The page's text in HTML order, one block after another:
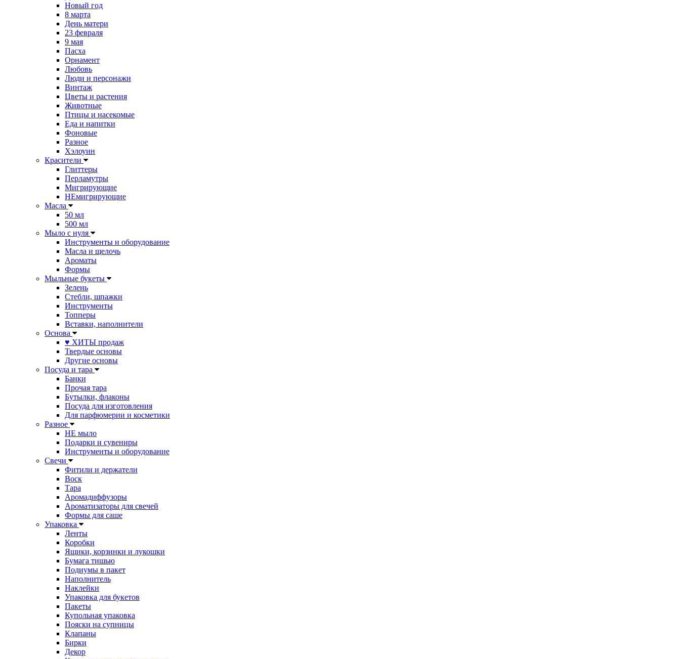
Новый год
8 марта
День матери
23 февраля
9 мая
Пасха
Орнамент
Любовь
Люди и персонажи
Винтаж
Цветы и растения
Животные
Птицы и насекомые
Еда и напитки
Фоновые
Разное
Хэлоуин
Красители
Глиттеры
Перламутры
Мигрирующие
НЕмигрирующие
Масла
50 мл
500 мл
Мыло с нуля
Инструменты и оборудование
Масла и щелочь
Ароматы
Формы
Мыльные букеты
Зелень
Стебли, шпажки
Инструменты
Топперы
Вставки, наполнители
Основа
♥ ХИТЫ продаж
Твердые основы
Другие основы
Посуда и тара
Банки
Прочая тара
Бутылки, флаконы
Посуда для изготовления
Для парфюмерии и косметики
Разное
НЕ мыло
Подарки и сувениры
Инструменты и оборудование
Свечи
Фитили и держатели
Воск
Тара
Аромадиффузоры
Ароматизаторы для свечей
Формы для саше
Упаковка
Ленты
Коробки
Ящики, корзинки и лукошки
Бумага тишью
Подиумы в пакет
Наполнитель
Наклейки
Упаковка для букетов
Пакеты
Купольная упаковка
Пояски на супницы
Клапаны
Бирки
Декор